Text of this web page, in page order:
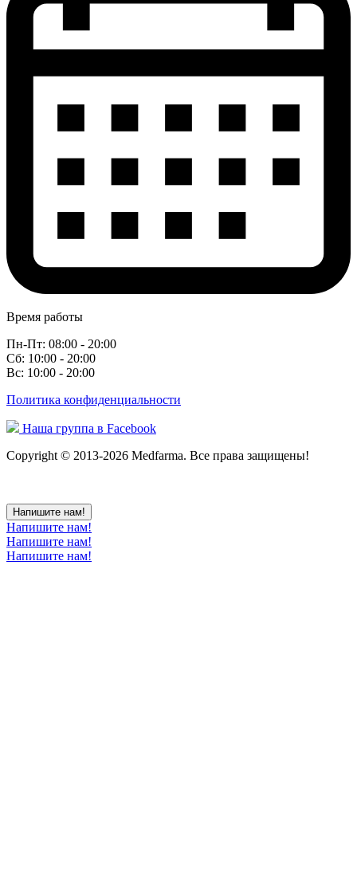
Время работы
Пн-Пт: 08:00 - 20:00
Сб: 10:00 - 20:00
Вс: 10:00 - 20:00
Политика конфиденциальности
Наша группа в Facebook
Copyright © 2013-2026 Medfarma. Все права защищены!
Напишите нам!
Напишите нам!
Напишите нам!
Напишите нам!